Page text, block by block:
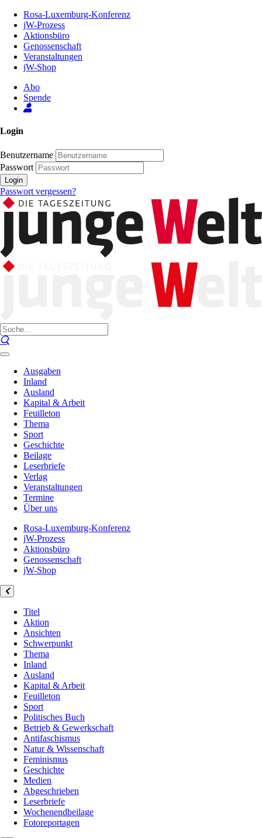
Inhalt
Seite
Rosa-Luxemburg-Konferenz
jW-Prozess
Aktionsbüro
Genossenschaft
Veranstaltungen
jW-Shop
Abo
Spende
Login
Benutzername
Passwort
Login
Passwort vergessen?
Ausgaben
Inland
Ausland
Kapital & Arbeit
Feuilleton
Thema
Sport
Geschichte
Beilage
Leserbriefe
Verlag
Veranstaltungen
Termine
Über uns
Rosa-Luxemburg-Konferenz
jW-Prozess
Aktionsbüro
Genossenschaft
jW-Shop
Titel
Aktion
Ansichten
Schwerpunkt
Thema
Inland
Ausland
Kapital & Arbeit
Feuilleton
Sport
Politisches Buch
Betrieb & Gewerkschaft
Antifaschismus
Natur & Wissenschaft
Feminismus
Geschichte
Medien
Abgeschrieben
Leserbriefe
Wochenendbeilage
Fotoreportagen